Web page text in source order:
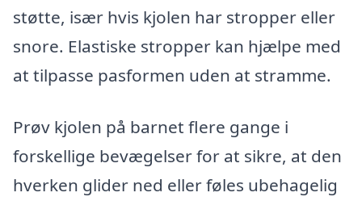
støtte, især hvis kjolen har stropper eller
snore. Elastiske stropper kan hjælpe med
at tilpasse pasformen uden at stramme.
Prøv kjolen på barnet flere gange i
forskellige bevægelser for at sikre, at den
hverken glider ned eller føles ubehagelig